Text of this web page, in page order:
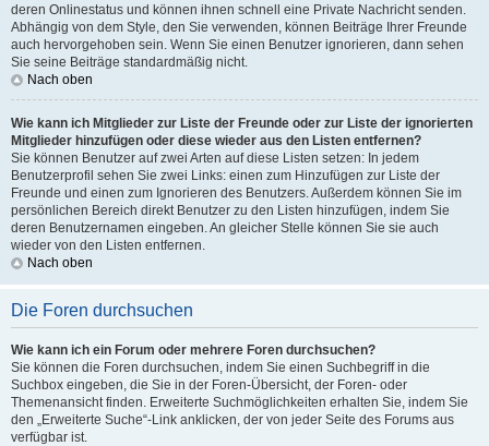
deren Onlinestatus und können ihnen schnell eine Private Nachricht senden.
Abhängig von dem Style, den Sie verwenden, können Beiträge Ihrer Freunde
auch hervorgehoben sein. Wenn Sie einen Benutzer ignorieren, dann sehen
Sie seine Beiträge standardmäßig nicht.
Nach oben
Wie kann ich Mitglieder zur Liste der Freunde oder zur Liste der ignorierten
Mitglieder hinzufügen oder diese wieder aus den Listen entfernen?
Sie können Benutzer auf zwei Arten auf diese Listen setzen: In jedem
Benutzerprofil sehen Sie zwei Links: einen zum Hinzufügen zur Liste der
Freunde und einen zum Ignorieren des Benutzers. Außerdem können Sie im
persönlichen Bereich direkt Benutzer zu den Listen hinzufügen, indem Sie
deren Benutzernamen eingeben. An gleicher Stelle können Sie sie auch
wieder von den Listen entfernen.
Nach oben
Die Foren durchsuchen
Wie kann ich ein Forum oder mehrere Foren durchsuchen?
Sie können die Foren durchsuchen, indem Sie einen Suchbegriff in die
Suchbox eingeben, die Sie in der Foren-Übersicht, der Foren- oder
Themenansicht finden. Erweiterte Suchmöglichkeiten erhalten Sie, indem Sie
den „Erweiterte Suche“-Link anklicken, der von jeder Seite des Forums aus
verfügbar ist.